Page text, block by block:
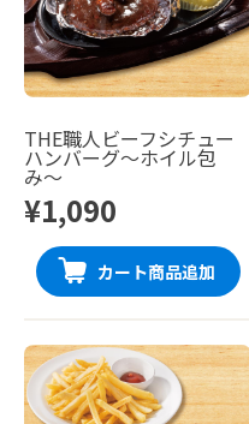
THE職人ビーフシチュー
ハンバーグ〜ホイル包
み〜
¥1,090
カート商品追加